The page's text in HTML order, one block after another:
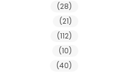
(28)
(21)
(112)
(10)
(40)